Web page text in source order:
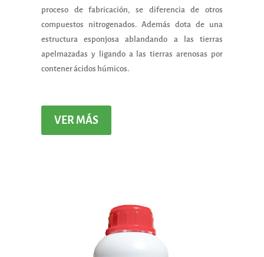
proceso de fabricación, se diferencia de otros
compuestos nitrogenados. Además dota de una
estructura esponjosa ablandando a las tierras
apelmazadas y ligando a las tierras arenosas por
contener ácidos húmicos.
VER MÁS